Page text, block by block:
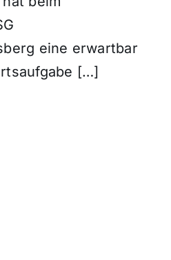
eine erwartbar
[…]